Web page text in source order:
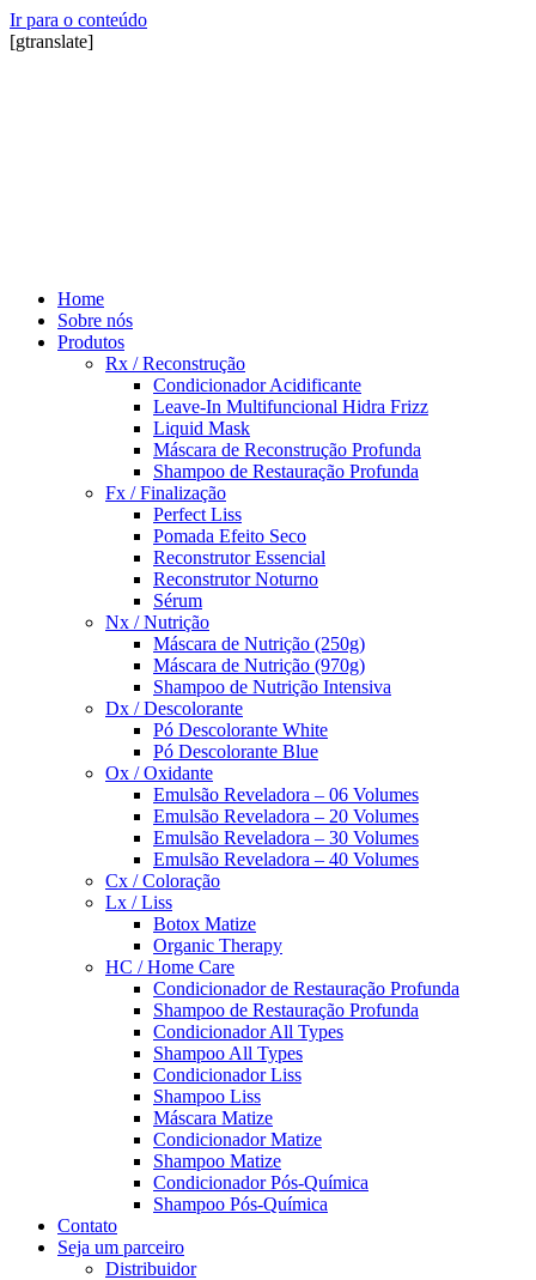
Ir para o conteúdo
[gtranslate]
Home
Sobre nós
Produtos
Rx / Reconstrução
Condicionador Acidificante
Leave-In Multifuncional Hidra Frizz
Liquid Mask
Máscara de Reconstrução Profunda
Shampoo de Restauração Profunda
Fx / Finalização
Perfect Liss
Pomada Efeito Seco
Reconstrutor Essencial
Reconstrutor Noturno
Sérum
Nx / Nutrição
Máscara de Nutrição (250g)
Máscara de Nutrição (970g)
Shampoo de Nutrição Intensiva
Dx / Descolorante
Pó Descolorante White
Pó Descolorante Blue
Ox / Oxidante
Emulsão Reveladora – 06 Volumes
Emulsão Reveladora – 20 Volumes
Emulsão Reveladora – 30 Volumes
Emulsão Reveladora – 40 Volumes
Cx / Coloração
Lx / Liss
Botox Matize
Organic Therapy
HC / Home Care
Condicionador de Restauração Profunda
Shampoo de Restauração Profunda
Condicionador All Types
Shampoo All Types
Condicionador Liss
Shampoo Liss
Máscara Matize
Condicionador Matize
Shampoo Matize
Condicionador Pós-Química
Shampoo Pós-Química
Contato
Seja um parceiro
Distribuidor